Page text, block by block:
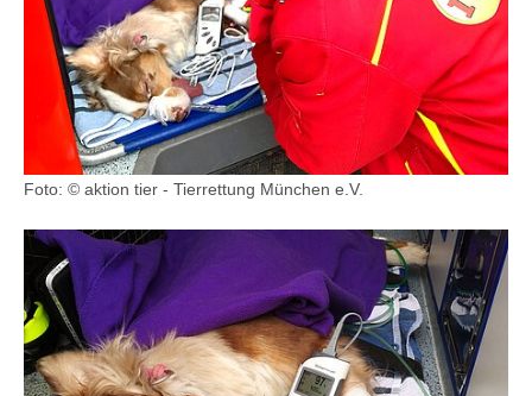
Foto: © aktion tier - Tierrettung München e.V.